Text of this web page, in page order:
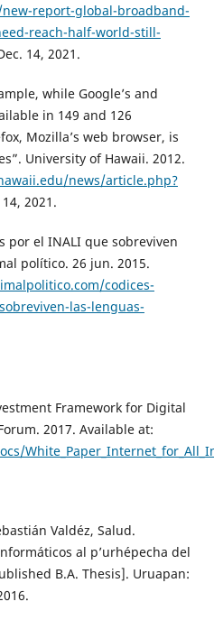
report-global-broadband-
reach-half-world-still-
14, 2021.
while Google’s and
in 149 and 126
Mozilla’s web browser, is
University of Hawaii. 2012.
news/article.php?
2021.
por el INALI que sobreviven
político. 26 jun. 2015.
codices-
las-lenguas-
Framework for Digital
2017. Available at:
Valdéz, Salud.
al p’urhépecha del
B.A. Thesis]. Uruapan: